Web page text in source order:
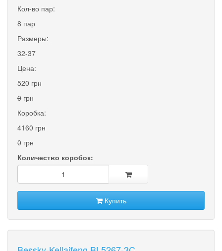
Кол-во пар:
8 пар
Размеры:
32-37
Цена:
520 грн
0 грн
Коробка:
4160 грн
0 грн
Количество коробок:
Купить